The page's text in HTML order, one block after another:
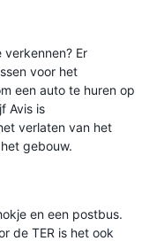
verkennen? Er
voor het
een auto te huren op
Avis is
verlaten van het
gebouw.
en een postbus.
de TER is het ook